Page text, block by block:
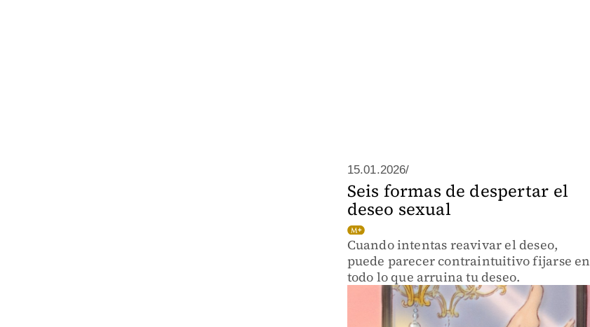
15.01.2026/
Seis formas de despertar el
deseo sexual
Cuando intentas reavivar el deseo,
puede parecer contraintuitivo fijarse en
todo lo que arruina tu deseo.